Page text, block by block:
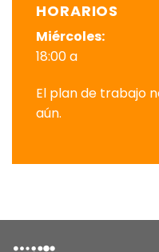
HORARIOS
Miércoles:
18:00 a
El plan de trabajo
aún.